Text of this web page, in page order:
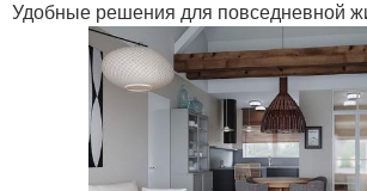
Удобные решения для повседневной